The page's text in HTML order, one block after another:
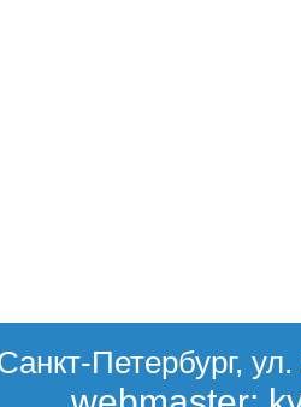
Петербург,